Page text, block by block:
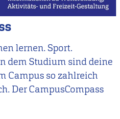
lernen. Sport.
dem Studium sind deine
Campus so zahlreich
Der CampusCompass